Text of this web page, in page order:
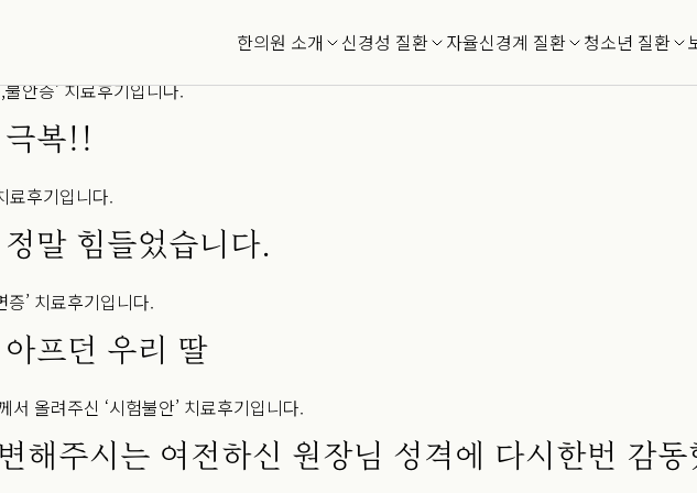
한의원 소개 신경성 질환 자율신경계 질환 청소년 질환
…. ㅠㅠ
안증’ 치료후기입니다.
극복!!
료후기입니다.
말 힘들었습니다.
’ 치료후기입니다.
프던 우리 딸
올려주신 ‘시험불안’ 치료후기입니다.
해주시는 여전하신 원장님 성격에 다시한번 감